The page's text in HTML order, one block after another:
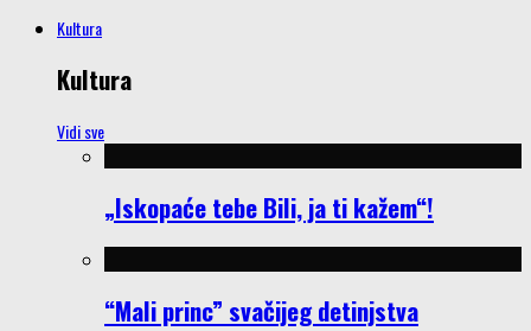
Kultura
Kultura
Vidi sve
„Iskopaće tebe Bili, ja ti kažem“!
“Mali princ” svačijeg detinjstva